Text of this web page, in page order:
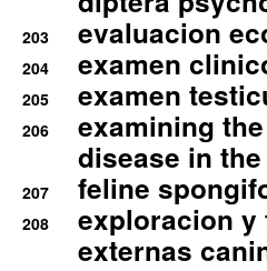
203 evaluacion
204 examen
205 examen
206
examining
disease in
207 feline
208
exploracion y
externas